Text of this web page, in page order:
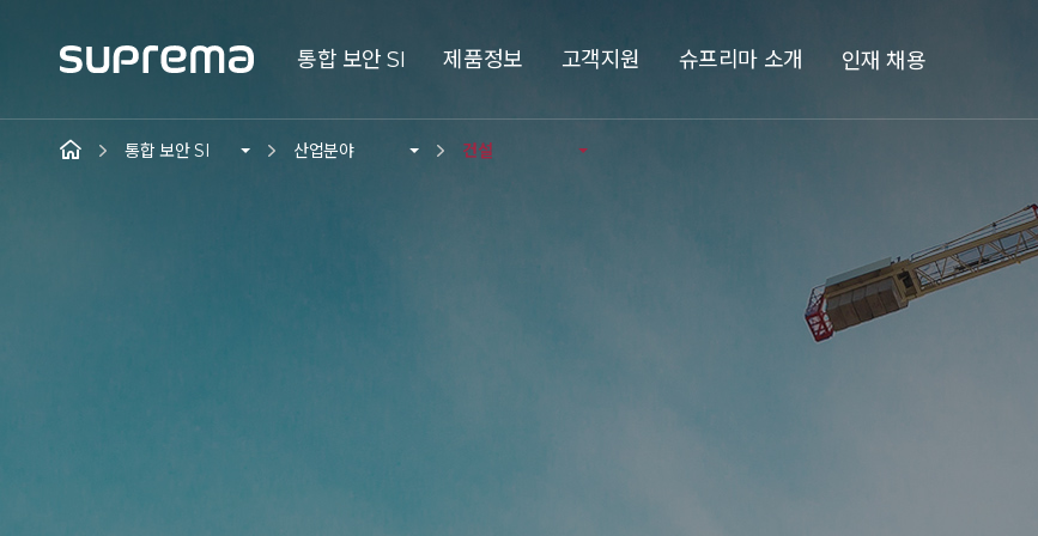
통합 보안 SI 제품정보 고객지원 슈프리마 소개 인재 채용
통합 보안 SI 산업분야 건설